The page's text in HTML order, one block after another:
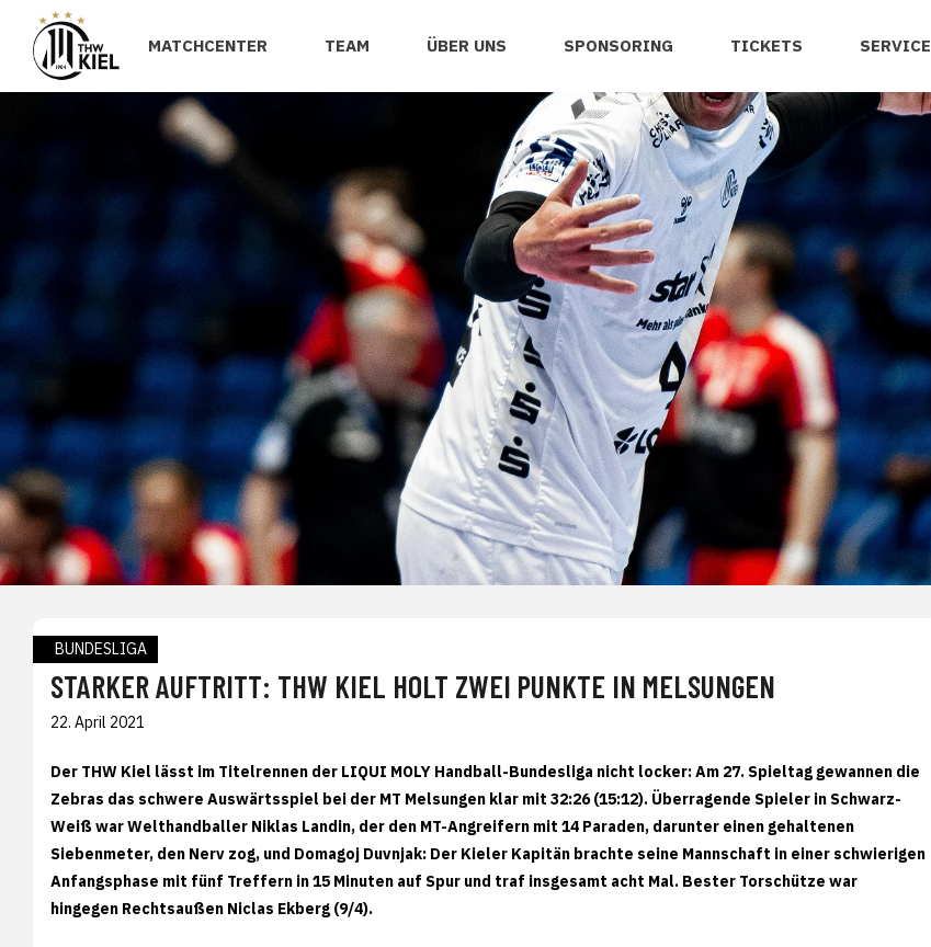
MATCHCENTER TEAM ÜBER UNS SPONSORING TICKETS SERVICE
BUNDESLIGA
STARKER AUFTRITT: THW KIEL HOLT ZWEI PUNKTE IN MELSUNGEN
22. April 2021
Der THW Kiel lässt im Titelrennen der LIQUI MOLY Handball-Bundesliga nicht locker: Am 27. Spieltag gewannen die
Zebras das schwere Auswärtsspiel bei der MT Melsungen klar mit 32:26 (15:12). Überragende Spieler in Schwarz-
Weiß war Welthandballer Niklas Landin, der den MT-Angreifern mit 14 Paraden, darunter einen gehaltenen
Siebenmeter, den Nerv zog, und Domagoj Duvnjak: Der Kieler Kapitän brachte seine Mannschaft in einer schwierigen
Anfangsphase mit fünf Treffern in 15 Minuten auf Spur und traf insgesamt acht Mal. Bester Torschütze war
hingegen Rechtsaußen Niclas Ekberg (9/4).